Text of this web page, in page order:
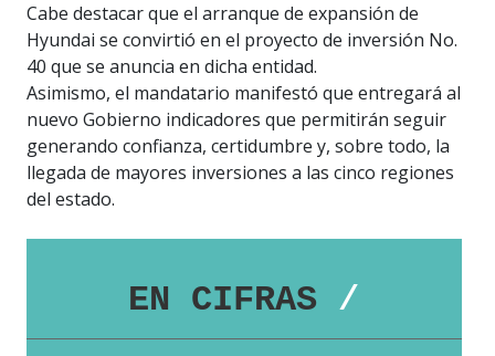
Cabe destacar que el arranque de expansión de
Hyundai se convirtió en el proyecto de inversión No.
40 que se anuncia en dicha entidad.
Asimismo, el mandatario manifestó que entregará al
nuevo Gobierno indicadores que permitirán seguir
generando confianza, certidumbre y, sobre todo, la
llegada de mayores inversiones a las cinco regiones
del estado.
EN CIFRAS /